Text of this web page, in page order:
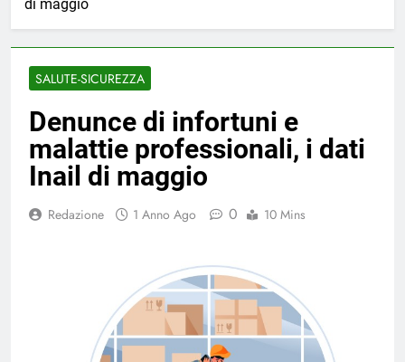
di maggio
SALUTE-SICUREZZA
Denunce di infortuni e
malattie professionali, i dati
Inail di maggio
Redazione 1 Anno Ago 0 10 Mins